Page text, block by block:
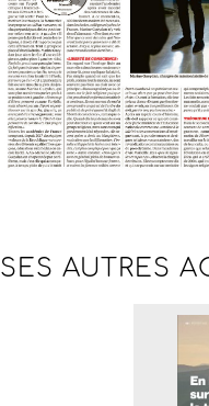
SES AUTRES